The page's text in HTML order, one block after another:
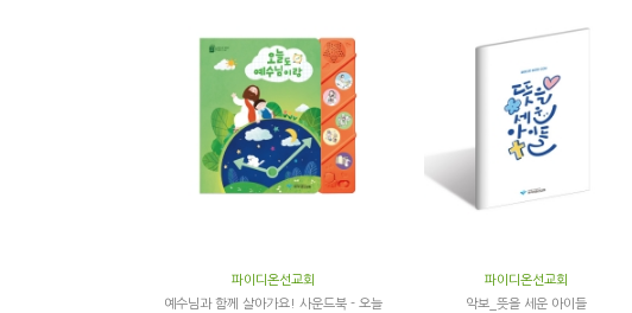
파이디온선교회
예수님과 함께 살아가요! 사운드북 - 오늘
파이디온선교회
악보_뜻을 세운 아이들